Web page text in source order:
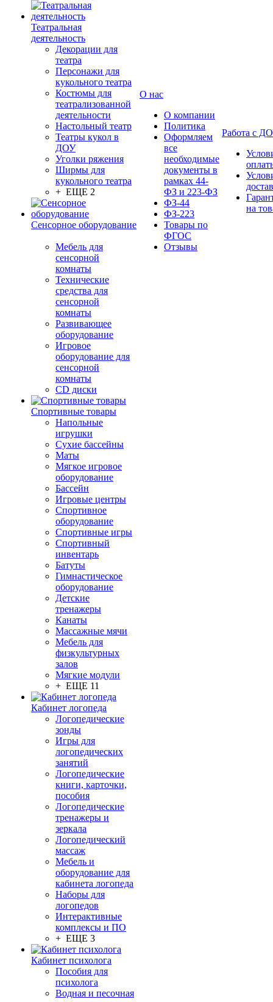
Театральная
деятельность
Декорации для
театра
Персонажи для
кукольного театра
Костюмы для
театрализованной
деятельности
Настольный театр
Театры кукол в
ДОУ
Уголки ряжения
Ширмы для
кукольного театра
+ ЕЩЕ 2
Сенсорное оборудование
Мебель для
сенсорной
комнаты
Технические
средства для
сенсорной
комнаты
Развивающее
оборудование
Игровое
оборудование для
сенсорной
комнаты
CD диски
Спортивные товары
Напольные
игрушки
Сухие бассейны
Маты
Мягкое игровое
оборудование
Бассейн
Игровые центры
Спортивное
оборудование
Спортивные игры
Спортивный
инвентарь
Батуты
Гимнастическое
оборудование
Детские
тренажеры
Канаты
Массажные мячи
Мебель для
физкультурных
залов
Мягкие модули
+ ЕЩЕ 11
Кабинет логопеда
Логопедические
зонды
Игры для
логопедических
занятий
Логопедические
книги, карточки,
пособия
Логопедические
тренажеры и
зеркала
Логопедический
массаж
Мебель и
оборудование для
кабинета логопеда
Наборы для
логопедов
Интерактивные
комплексы и ПО
+ ЕЩЕ 3
Кабинет психолога
Пособия для
психолога
Водная и песочная
О нас
О компании
Политика
Оформляем
все
необходимые
документы в
рамках 44-
ФЗ и 223-ФЗ
ФЗ-44
ФЗ-223
Товары по
ФГОС
Отзывы
Работа с
на